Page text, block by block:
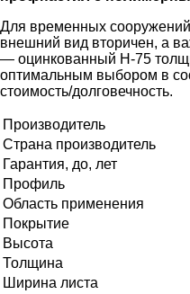
Для временных
внешний вид вторичен, а
— оцинкованный Н-75
оптимальным выбором в
стоимость/долговечность.
Производитель
Страна производитель
Гарантия, до, лет
Профиль
Область применения
Покрытие
Высота
Толщина
Ширина листа